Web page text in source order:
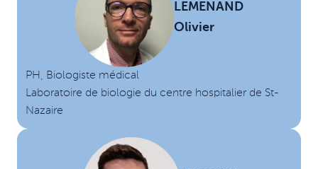
LEMENAND
Olivier
PH, Biologiste médical
Laboratoire de biologie du centre hospitalier de St-
Nazaire